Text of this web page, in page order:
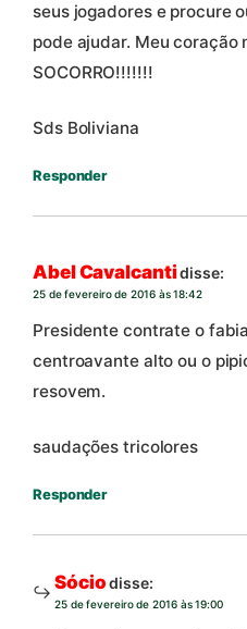
seus jogadores e procure
pode ajudar. Meu coração
SOCORRO!!!!!!!
Sds Boliviana
Responder
Abel Cavalcantidisse:
25 de fevereiro de 2016 às 18:42
Presidente contrate o
centroavante alto ou o
resovem.
saudações tricolores
Responder
Sócio disse:
25 de fevereiro de 2016 às 19:00